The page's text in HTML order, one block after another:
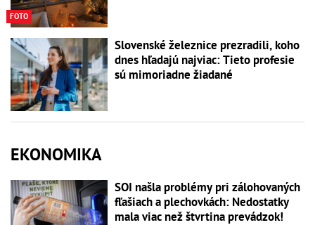
FOTO
Slovenské železnice prezradili, koho
dnes hľadajú najviac: Tieto profesie
sú mimoriadne žiadané
EKONOMIKA
SOI našla problémy pri zálohovaných
fľašiach a plechovkách: Nedostatky
mala viac než štvrtina prevádzok!